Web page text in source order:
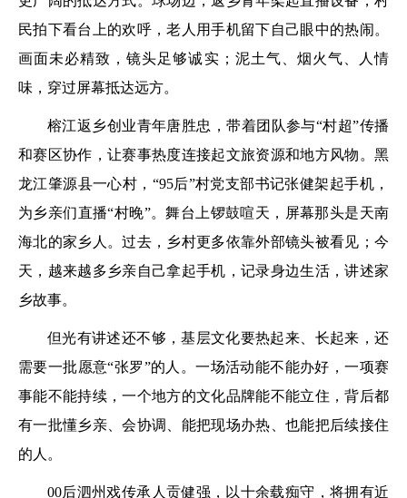
民拍下看台上的欢呼，老人用手机留下自己眼中的热闹。
画面未必精致，镜头足够诚实；泥土气、烟火气、人情
味，穿过屏幕抵达远方。
榕江返乡创业青年唐胜忠，带着团队参与“村超”传播
和赛区协作，让赛事热度连接起文旅资源和地方风物。黑
龙江肇源县一心村，“95后”村党支部书记张健架起手机，
为乡亲们直播“村晚”。舞台上锣鼓喧天，屏幕那头是天南
海北的家乡人。过去，乡村更多依靠外部镜头被看见；今
天，越来越多乡亲自己拿起手机，记录身边生活，讲述家
乡故事。
但光有讲述还不够，基层文化要热起来、长起来，还
需要一批愿意“张罗”的人。一场活动能不能办好，一项赛
事能不能持续，一个地方的文化品牌能不能立住，背后都
有一批懂乡亲、会协调、能把现场办热、也能把后续接住
的人。
00后泗州戏传承人贡健强，以十余载痴守，将拥有近